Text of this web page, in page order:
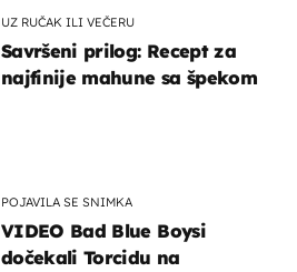
POJAVILA SE SNIMKA
VIDEO Bad Blue Boysi
dočekali Torcidu na
UZ RUČAK ILI VEČERU
Savršeni prilog: Recept za
najfinije mahune sa špekom